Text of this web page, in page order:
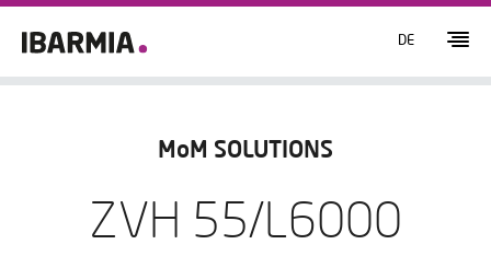
DE
MoM SOLUTIONS
ZVH 55/L6000